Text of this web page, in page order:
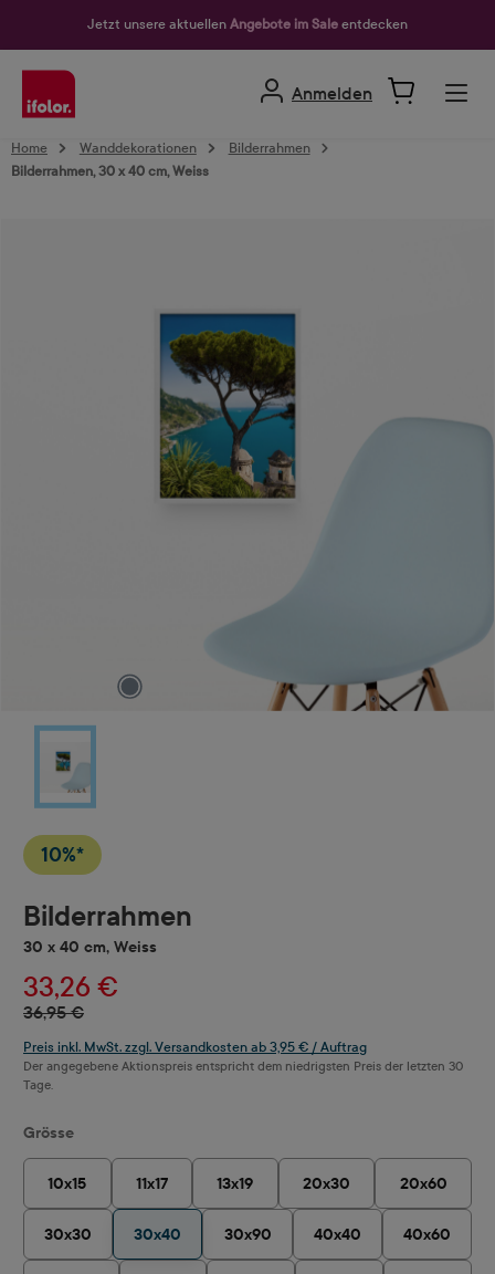
Jetzt unsere aktuellen Angebote im Sale entdecken
Anmelden
Home Wanddekorationen
Bilderrahmen
Bilderrahmen, 30 x 40 cm, Weiss
10%*
Bilderrahmen
30 x 40 cm, Weiss
33,26 €
36,95 €
Preis inkl. MwSt. zzgl. Versandkosten ab 3,95 € / Auftrag
Der angegebene Aktionspreis entspricht dem niedrigsten Preis der letzten 30
Tage.
Grösseauswählen
10x15 11x17 13x19 20x30 20x60
30x30 30x40 30x90 40x40 40x60